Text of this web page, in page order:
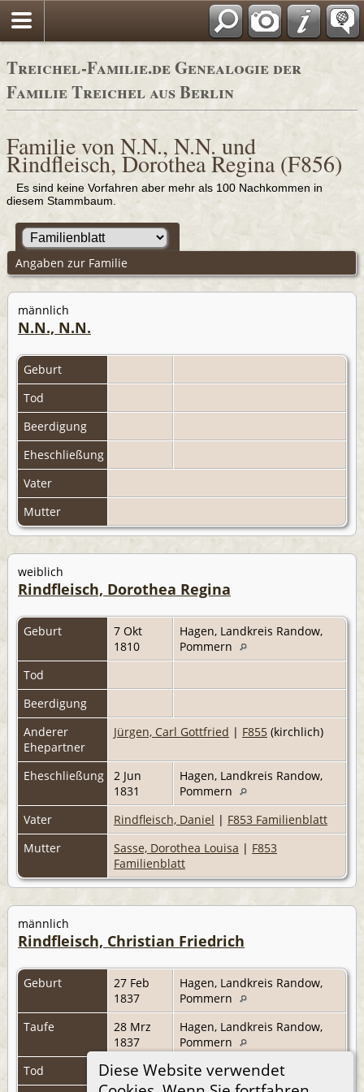
Adressbücher
Treichel-Familie.de Genealogie der
Familie Treichel aus Berlin
Diese Website verwendet
Familie von N.N., N.N. und
Rindfleisch, Dorothea Regina (F856)
Es sind keine Vorfahren aber mehr als 100 Nachkommen in
diesem Stammbaum.
Angaben zur Familie
männlich
N.N., N.N.
Geburt
Tod
Beerdigung
Eheschließung
Vater
Mutter
weiblich
Rindfleisch, Dorothea Regina
Geburt
7 Okt
1810
Hagen, Landkreis Randow,
Pommern
Tod
Beerdigung
Anderer
Ehepartner
Jürgen, Carl Gottfried | F855 (kirchlich)
Eheschließung
2 Jun
1831
Hagen, Landkreis Randow,
Pommern
Vater
Rindfleisch, Daniel | F853 Familienblatt
Mutter
Sasse, Dorothea Louisa | F853
Familienblatt
männlich
Rindfleisch, Christian Friedrich
Geburt
27 Feb
1837
Hagen, Landkreis Randow,
Pommern
Taufe
28 Mrz
1837
Hagen, Landkreis Randow,
Pommern
Tod